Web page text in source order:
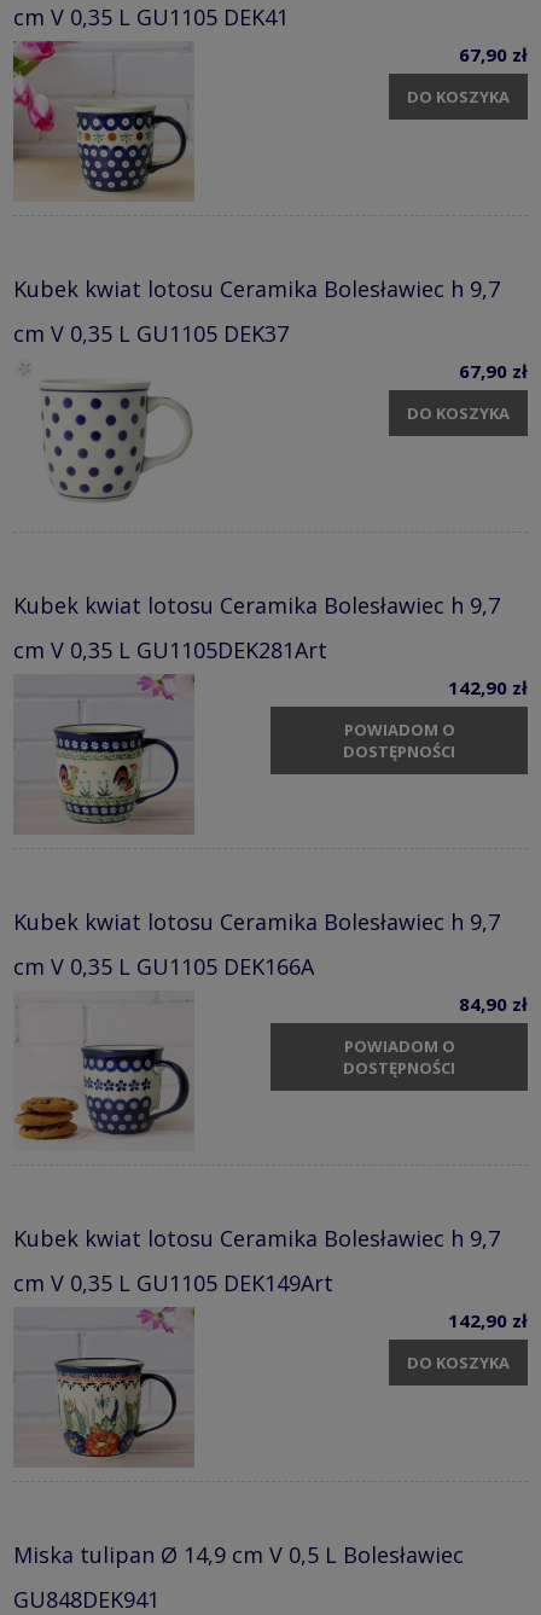
cm V 0,35 L GU1105 DEK41
67,90 zł
DO KOSZYKA
Kubek kwiat lotosu Ceramika Bolesławiec h 9,7
cm V 0,35 L GU1105 DEK37
67,90 zł
DO KOSZYKA
Kubek kwiat lotosu Ceramika Bolesławiec h 9,7
cm V 0,35 L GU1105DEK281Art
142,90 zł
POWIADOM O
DOSTĘPNOŚCI
Kubek kwiat lotosu Ceramika Bolesławiec h 9,7
cm V 0,35 L GU1105 DEK166A
84,90 zł
POWIADOM O
DOSTĘPNOŚCI
Kubek kwiat lotosu Ceramika Bolesławiec h 9,7
cm V 0,35 L GU1105 DEK149Art
142,90 zł
DO KOSZYKA
Miska tulipan Ø 14,9 cm V 0,5 L Bolesławiec
GU848DEK941